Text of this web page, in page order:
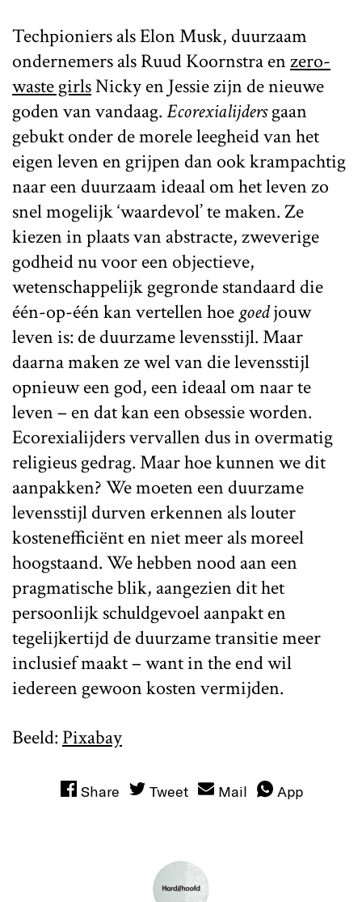
Techpioniers als Elon Musk, duurzaam
ondernemers als Ruud Koornstra enzero-
waste girlsNicky en Jessie zijn de nieuwe
goden van vandaag.Ecorexialijdersgaan
gebukt onder de morele leegheid van het
eigen leven en grijpen dan ook krampachtig
naar een duurzaam ideaal om het leven zo
snel mogelijk ‘waardevol’ te maken. Ze
kiezen in plaats van abstracte, zweverige
godheid nu voor een objectieve,
wetenschappelijk gegronde standaard die
één-op-één kan vertellen hoe goedjouw
leven is: de duurzame levensstijl. Maar
daarna maken ze wel van die levensstijl
opnieuw een god, een ideaal om naar te
leven – en dat kan een obsessie worden.
Ecorexialijders vervallen dus in overmatig
religieus gedrag. Maar hoe kunnen we dit
aanpakken? We moeten een duurzame
levensstijl durven erkennen als louter
kostenefficiënt en niet meer als moreel
hoogstaand. We hebben nood aan een
pragmatische blik, aangezien dit het
persoonlijk schuldgevoel aanpakt en
tegelijkertijd de duurzame transitie meer
inclusief maakt – want in the end wil
iedereen gewoon kosten vermijden.
Beeld: Pixabay
Share Tweet Mail App